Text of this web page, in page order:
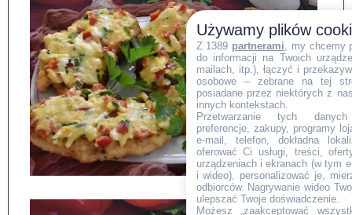
Używamy plików
Z 1389 partnerami , my chcemy
do informacji na Twoich
mailach, itp.), łączyć i
osobowe – zebrane na tej
posiadane przez niektórych z
innych kontekstach.
Przetwarzanie tych danych
preferencje, zakupy, programy
e-mail, telefon, dokładna
oferować Ci usługi, treści,
urządzeniach i ekranach (w tym
i wideo), personalizować je,
odbiorców. Nagrywanie wideo
ulepszać Twoje doświadczenie.
Możesz „zaakceptować